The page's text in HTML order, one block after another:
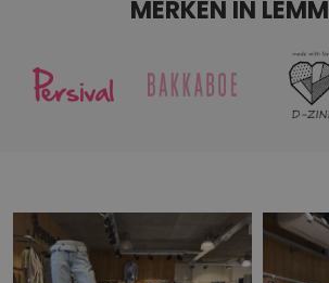
MERKEN IN